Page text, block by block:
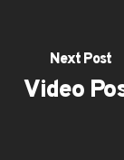
Next Post
Video